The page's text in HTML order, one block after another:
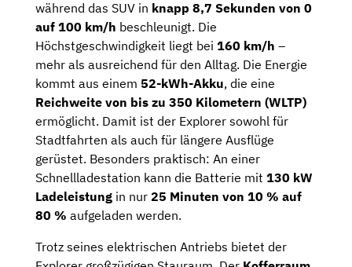
während das SUV in knapp 8,7 Sekunden von 0
auf 100 km/h beschleunigt. Die
Höchstgeschwindigkeit liegt bei 160 km/h –
mehr als ausreichend für den Alltag. Die Energie
kommt aus einem 52-kWh-Akku, die eine
Reichweite von bis zu 350 Kilometern (WLTP)
ermöglicht. Damit ist der Explorer sowohl für
Stadtfahrten als auch für längere Ausflüge
gerüstet. Besonders praktisch: An einer
Schnellladestation kann die Batterie mit 130 kW
Ladeleistung in nur 25 Minuten von 10 % auf
80 % aufgeladen werden.
Trotz seines elektrischen Antriebs bietet der